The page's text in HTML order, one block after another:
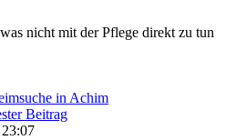
nicht mit der Pflege direkt zu tun
in Achim
Beitrag